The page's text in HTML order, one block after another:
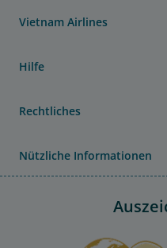
Vietnam Airlines
Hilfe
Rechtliches
Nützliche Informationen